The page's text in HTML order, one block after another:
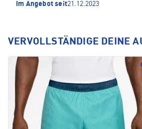
Im Angebot seit21.12.2023
VERVOLLSTÄNDIGE DEINE